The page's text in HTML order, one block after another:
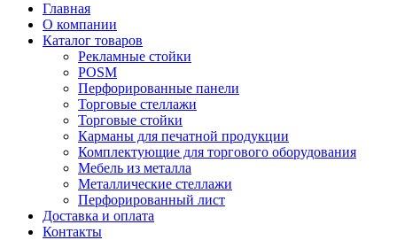
Главная
О компании
Каталог товаров
Рекламные стойки
POSM
Перфорированные панели
Торговые стеллажи
Торговые стойки
Карманы для печатной продукции
Комплектующие для торгового оборудования
Мебель из металла
Металлические стеллажи
Перфорированный лист
Доставка и оплата
Контакты